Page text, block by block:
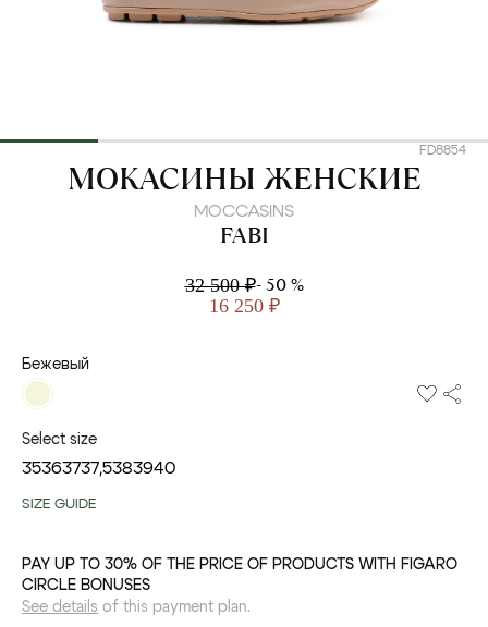
FD8854
FABI
МОКАСИНЫ ЖЕНСКИЕ
MOCCASINS
FABI
32 500 ₽- 50 %
16 250 ₽
Бежевый
Select size
35363737,5383940
SIZE GUIDE
PAY UP TO 30% OF THE PRICE OF PRODUCTS WITH FIGARO
CIRCLE BONUSES
See details of this payment plan.